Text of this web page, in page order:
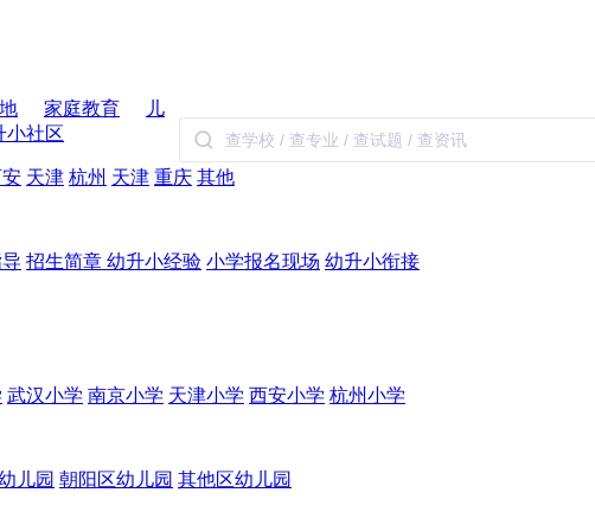
家庭教育
儿
小社区
天津 杭州 天津 重庆 其他
招生简章 幼升小经验 小学报名现场 幼升小衔接
武汉小学 南京小学 天津小学 西安小学 杭州小学
儿园 朝阳区幼儿园 其他区幼儿园